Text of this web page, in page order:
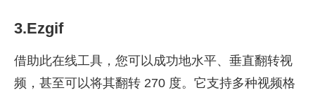
3.Ezgif
借助此在线工具，您可以成功地水平、垂直翻转视
频，甚至可以将其翻转 270 度。它支持多种视频格